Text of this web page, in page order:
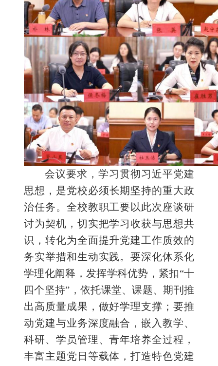
会议要求， 学习贯彻习近平党建
思想 ， 是党校必须长期 坚持的重大政
治任务。 全校教职工要以此次座谈研
讨为契机，切实把学习收获与思想共
识，转化为全面提升党建工作质效的
务实举措和生动实践。要深化体系化
学理化阐释 ， 发挥学科优势，紧扣“十
四个坚持”，依托课堂、课题、期刊推
出高质量成果，做好学理支撑 ；要推
动党建与业务深度融合 ，嵌入教学、
科研、学员管理、青年培养全过程，
丰富主题党日 等载体，打造特色党建